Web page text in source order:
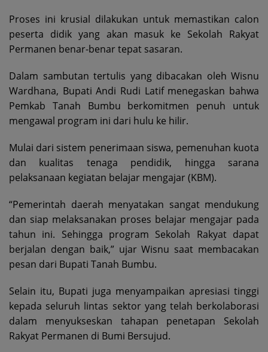
Proses ini krusial dilakukan untuk memastikan calon
peserta didik yang akan masuk ke Sekolah Rakyat
Permanen benar-benar tepat sasaran.
Dalam sambutan tertulis yang dibacakan oleh Wisnu
Wardhana, Bupati Andi Rudi Latif menegaskan bahwa
Pemkab Tanah Bumbu berkomitmen penuh untuk
mengawal program ini dari hulu ke hilir.
Mulai dari sistem penerimaan siswa, pemenuhan kuota
dan kualitas tenaga pendidik, hingga sarana
pelaksanaan kegiatan belajar mengajar (KBM).
“Pemerintah daerah menyatakan sangat mendukung
dan siap melaksanakan proses belajar mengajar pada
tahun ini. Sehingga program Sekolah Rakyat dapat
berjalan dengan baik,” ujar Wisnu saat membacakan
pesan dari Bupati Tanah Bumbu.
Selain itu, Bupati juga menyampaikan apresiasi tinggi
kepada seluruh lintas sektor yang telah berkolaborasi
dalam menyukseskan tahapan penetapan Sekolah
Rakyat Permanen di Bumi Bersujud.